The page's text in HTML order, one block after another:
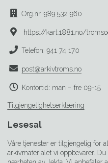
Org.nr. 989 532 960
https://kart.1881.no/
Telefon: 941 74 170
post@arkivtroms.no
Kontortid: man – fre 09-15
Tilgjengelighetserklæring
Lesesal
Våre tjenester er tilgjengelig for
arkivmaterialet vi oppbevarer.